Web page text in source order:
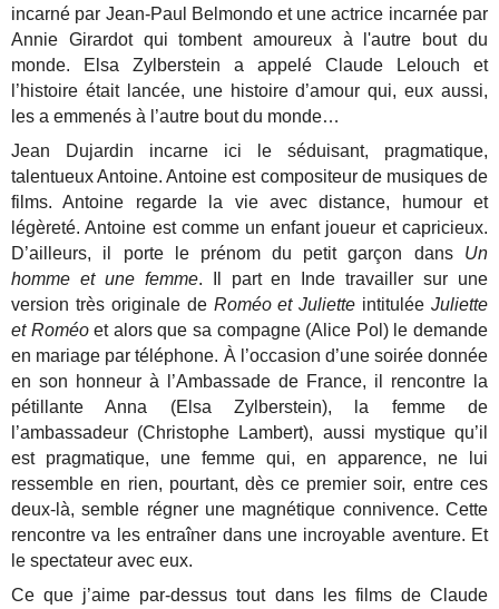
incarné par Jean-Paul Belmondo et une actrice incarnée par
Annie Girardot qui tombent amoureux à l'autre bout du
monde. Elsa Zylberstein a appelé Claude Lelouch et
l’histoire était lancée, une histoire d’amour qui, eux aussi,
les a emmenés à l’autre bout du monde…
Jean Dujardin incarne ici le séduisant, pragmatique,
talentueux Antoine. Antoine est compositeur de musiques de
films. Antoine regarde la vie avec distance, humour et
légèreté. Antoine est comme un enfant joueur et capricieux.
D’ailleurs, il porte le prénom du petit garçon dans Un
homme et une femme. Il part en Inde travailler sur une
version très originale de Roméo et Juliette intitulée Juliette
et Roméoet alors que sa compagne (Alice Pol) le demande
en mariage par téléphone. À l’occasion d’une soirée donnée
en son honneur à l’Ambassade de France, il rencontre la
pétillante Anna (Elsa Zylberstein), la femme de
l’ambassadeur (Christophe Lambert), aussi mystique qu’il
est pragmatique, une femme qui, en apparence, ne lui
ressemble en rien, pourtant, dès ce premier soir, entre ces
deux-là, semble régner une magnétique connivence. Cette
rencontre va les entraîner dans une incroyable aventure. Et
le spectateur avec eux.
Ce que j’aime par-dessus tout dans les films de Claude